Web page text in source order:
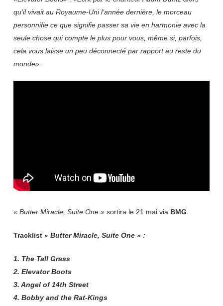
qu’il vivait au Royaume-Uni l’année dernière, le morceau
personnifie ce que signifie passer sa vie en harmonie avec la
seule chose qui compte le plus pour vous, même si, parfois,
cela vous laisse un peu déconnecté par rapport au reste du
monde».
« Butter Miracle, Suite One »sortira le 21 mai via BMG
Tracklist « Butter Miracle, Suite One » :
1. The Tall Grass
2. Elevator Boots
3. Angel of 14th Street
4. Bobby and the Rat-Kings